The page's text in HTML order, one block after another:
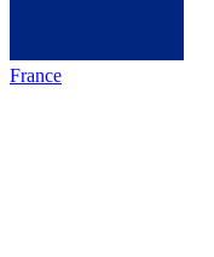
France